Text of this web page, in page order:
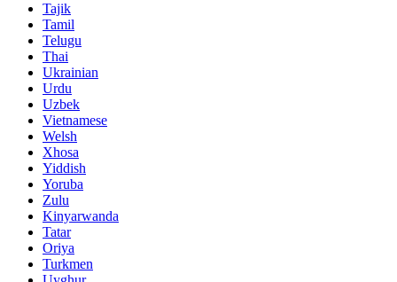
Tajik
Tamil
Telugu
Thai
Ukrainian
Urdu
Uzbek
Vietnamese
Welsh
Xhosa
Yiddish
Yoruba
Zulu
Kinyarwanda
Tatar
Oriya
Turkmen